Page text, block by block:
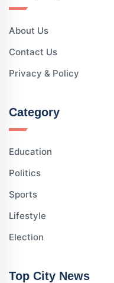
About Us
Contact Us
Privacy & Policy
Category
Education
Politics
Sports
Lifestyle
Election
Top City News